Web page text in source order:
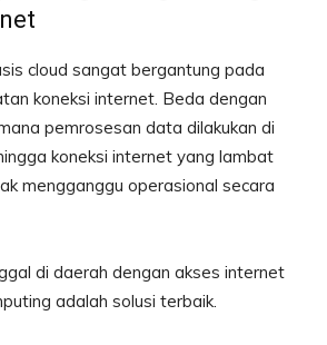
cloud sangat bergantung pada
koneksi internet. Beda dengan
pemrosesan data dilakukan di
koneksi internet yang lambat
mengganggu operasional secara
di daerah dengan akses internet
adalah solusi terbaik.